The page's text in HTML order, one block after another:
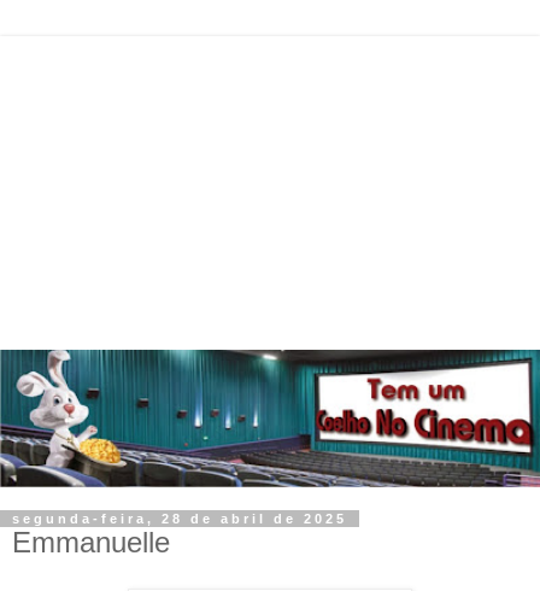
segunda-feira, 28 de abril de 2025
Emmanuelle